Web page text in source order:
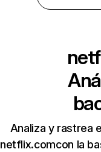
Analiza y rastrea
netflix.comcon la